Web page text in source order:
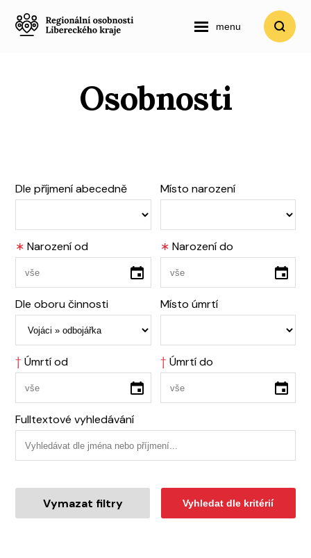
menu
Osobnosti
Dle příjmení abecedně Místo narození
∗ Narození od ∗ Narození do
Dle oboru činnosti Místo úmrtí
† Úmrtí od † Úmrtí do
Fulltextové vyhledávání
Vymazat filtry Vyhledat dle kritérií